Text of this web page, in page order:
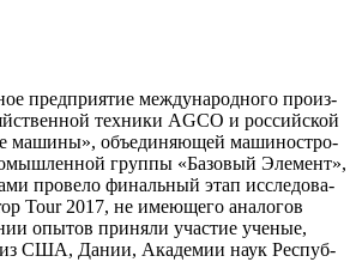
пред­при­я­тие меж­ду­на­род­но­го про­из­
тех­ни­ки AGCO и рос­сий­ской
маши­ны», объ­еди­ня­ю­щей маши­но­стро­
груп­пы «Базо­вый Эле­мент»,
про­ве­ло финаль­ный этап иссле­до­ва­
Tour 2017, не име­ю­ще­го ана­ло­гов
опы­тов при­ня­ли уча­стие уче­ные,
США, Дании, Ака­де­мии наук Рес­пуб­